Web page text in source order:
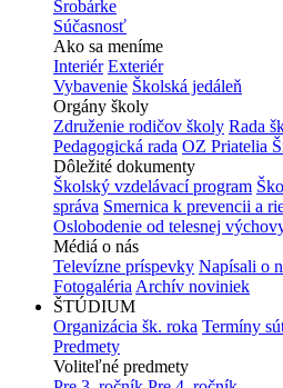
Šrobárke
Súčasnosť
Ako sa meníme
Interiér Exteriér
Vybavenie Školská jedáleň
Orgány školy
Združenie rodičov školy Rada
Pedagogická rada OZ Priatelia
Dôležité dokumenty
Školský vzdelávací program
správa Smernica k prevencii a
Oslobodenie od telesnej
Médiá o nás
Televízne príspevky Napísali o
Fotogaléria Archív noviniek
ŠTÚDIUM
Organizácia šk. roka Termíny
Predmety
Voliteľné predmety